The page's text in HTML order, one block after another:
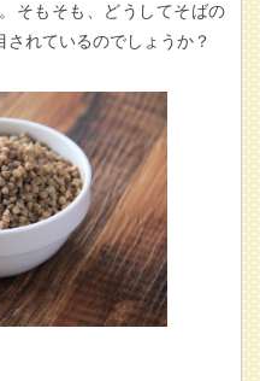
そもそも、どうしてそばの
れているのでしょうか？